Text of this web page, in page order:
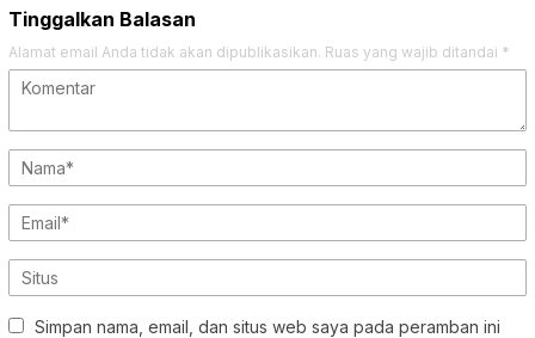
Tinggalkan Balasan
Alamat email Anda tidak akan dipublikasikan. Ruas yang wajib ditandai *
Simpan nama, email, dan situs web saya pada peramban ini